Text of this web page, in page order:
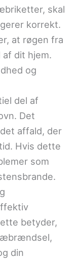
skal
korrekt.
at røgen fra
dit hjem.
og
del af
Det
affald, der
Hvis dette
som
betyder,
din